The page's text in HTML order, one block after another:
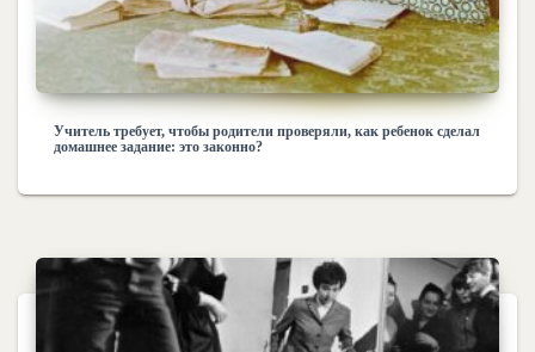
Учитель требует, чтобы родители проверяли, как ребенок сделал
домашнее задание: это законно?